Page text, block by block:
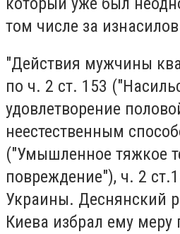
том числе за
"Действия мужчины
по ч. 2 ст. 153
удовлетворение
неестественным
("Умышленное тяжкое
повреждение"), ч. 2
Украины. Деснянский
Киева избрал ему меру